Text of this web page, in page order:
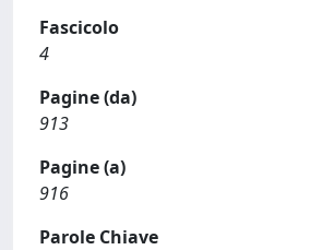
Fascicolo
4
Pagine (da)
913
Pagine (a)
916
Parole Chiave